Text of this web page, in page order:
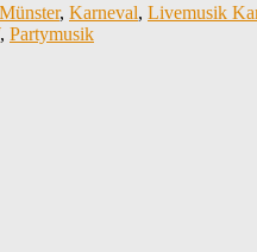
, Karneval, Livemusik
, Partymusik